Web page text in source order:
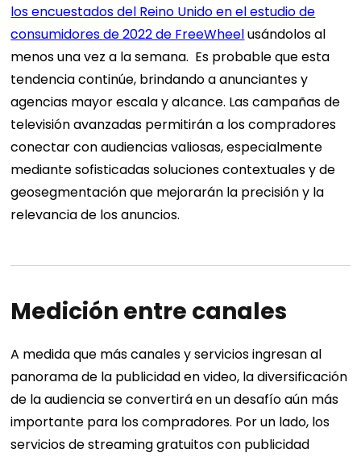
los encuestados del Reino Unido en el estudio de
consumidores de 2022 de FreeWheelusándolos al
menos una vez a la semana. Es probable que esta
tendencia continúe, brindando a anunciantes y
agencias mayor escala y alcance. Las campañas de
televisión avanzadas permitirán a los compradores
conectar con audiencias valiosas, especialmente
mediante sofisticadas soluciones contextuales y de
geosegmentación que mejorarán la precisión y la
relevancia de los anuncios.
Medición entre canales
A medida que más canales y servicios ingresan al
panorama de la publicidad en video, la diversificación
de la audiencia se convertirá en un desafío aún más
importante para los compradores. Por un lado, los
servicios de streaming gratuitos con publicidad